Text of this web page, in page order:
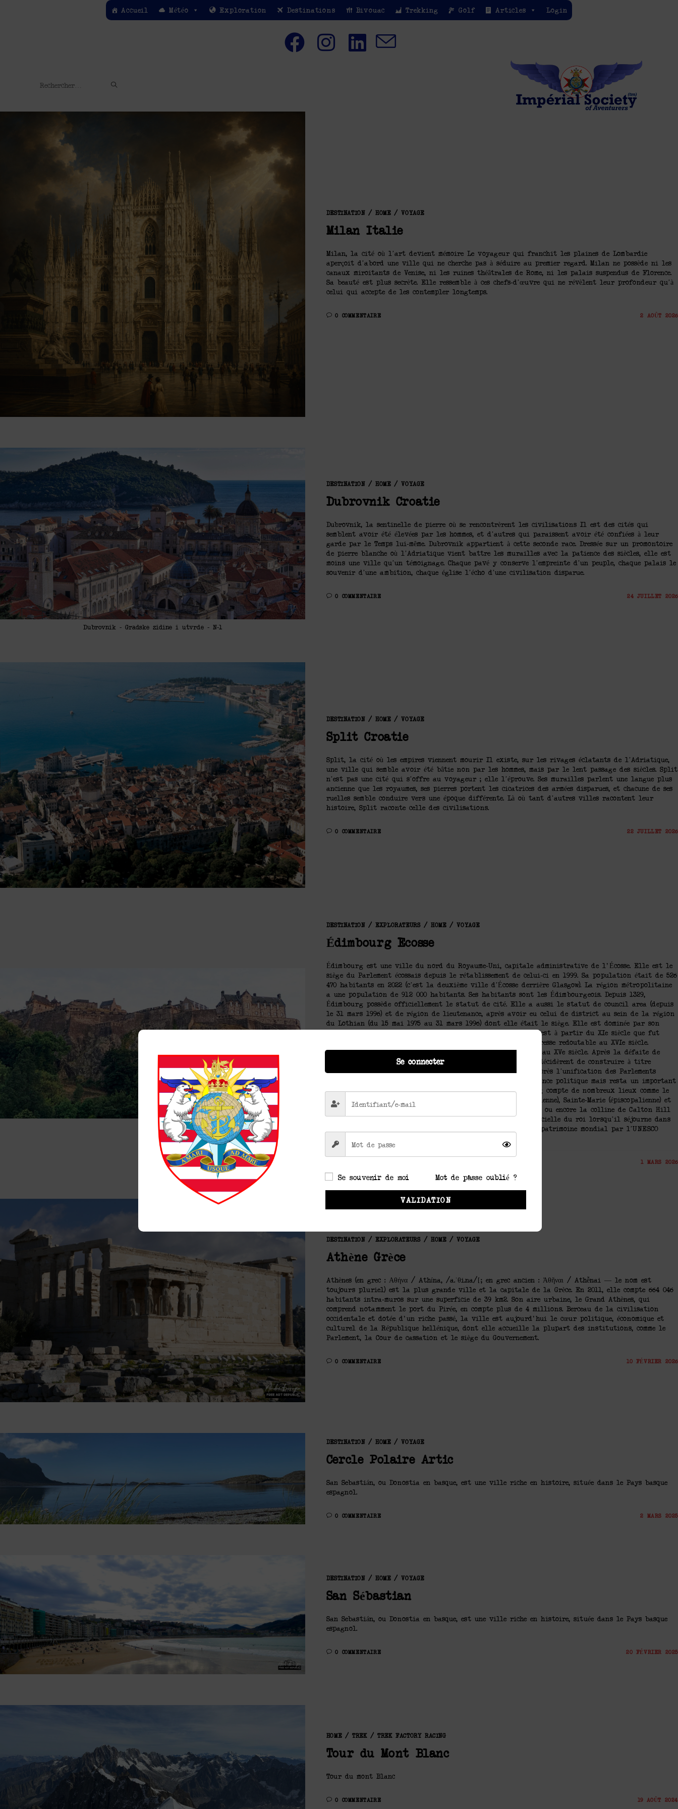
Accueil Météo Exploration Destinations Bivouac Trekking Golf Articles Login
Rechercher
DESTINATION/HOME/VOYAGE
Milan Italie
Milan, la cité où l’art devient mémoire Le voyageur qui franchit les plaines de Lombardie
aperçoit d’abord une ville qui ne cherche pas à séduire au premier regard. Milan ne possède ni les
canaux miroitants de Venise, ni les ruines théâtrales de Rome, ni les palais suspendus de Florence.
Sa beauté est plus secrète. Elle ressemble à ces chefs-d’œuvre qui ne révèlent leur profondeur qu’à
celui qui accepte de les contempler longtemps.
0 COMMENTAIRE 2 AOÛT 2026
Dubrovnik - Gradske zidine i utvrde - N-1
DESTINATION/HOME/VOYAGE
Dubrovnik Croatie
Dubrovnik, la sentinelle de pierre où se rencontrèrent les civilisations Il est des cités qui
semblent avoir été élevées par les hommes, et d’autres qui paraissent avoir été confiées à leur
garde par le Temps lui-même. Dubrovnik appartient à cette seconde race. Dressée sur un promontoire
de pierre blanche où l’Adriatique vient battre les murailles avec la patience des siècles, elle est
moins une ville qu’un témoignage. Chaque pavé y conserve l’empreinte d’un peuple, chaque palais le
souvenir d’une ambition, chaque église l’écho d’une civilisation disparue.
0 COMMENTAIRE 24 JUILLET 2026
DESTINATION/HOME/VOYAGE
Split Croatie
Split, la cité où les empires viennent mourir Il existe, sur les rivages éclatants de l’Adriatique,
une ville qui semble avoir été bâtie non par les hommes, mais par le lent passage des siècles. Split
n’est pas une cité qui s’offre au voyageur ; elle l’éprouve. Ses murailles parlent une langue plus
ancienne que les royaumes, ses pierres portent les cicatrices des armées disparues, et chacune de ses
ruelles semble conduire vers une époque différente. Là où tant d’autres villes racontent leur
histoire, Split raconte celle des civilisations.
0 COMMENTAIRE 22 JUILLET 2026
DESTINATION/EXPLORATEURS/HOME/VOYAGE
Édimbourg Ecosse
Édimbourg est une ville du nord du Royaume-Uni, capitale administrative de l'Écosse. Elle est le
siège du Parlement écossais depuis le rétablissement de celui-ci en 1999. Sa population était de 526
470 habitants en 2022 (c’est la deuxième ville d’Écosse derrière Glasgow). La région métropolitaine
a une population de 912 000 habitants. Ses habitants sont les Édimbourgeois. Depuis 1329,
Édimbourg possède officiellement le statut de cité. Elle a aussi le statut de council area (depuis
le 31 mars 1996) et de région de lieutenance, après avoir eu celui de district au sein de la région
du Lothian (du 15 mai 1975 au 31 mars 1996) dont elle était le siège. Elle est dominée par son
château dont les fondations remontent au VIIe siècle, mais c’est à partir du XIe siècle que fut
construite cette résidence royale avant de devenir une forteresse redoutable au XVIe siècle.
Édimbourg fut affranchie en 1329 et s’entoura de murailles au XVe siècle. Après la défaite de
Flodden (1513) contre les Anglais, les bourgeois de la ville décidèrent de construire à titre
préventif une seconde enceinte baptisée le mur de Flodden. Après l’unification des Parlements
d’Écosse et d’Angleterre (1707), la ville perdit de son importance politique mais resta un important
centre économique et culturel. En plus du château, Édimbourg compte de nombreux lieux comme le
Royal Botanic Garden, les cathédrales Saint-Gilles (presbytérienne), Sainte-Marie (épiscopalienne) et
Sainte-Marie (catholique), Charlotte Square, le Scott Monument ou encore la colline de Calton Hill
et ses mémoriaux. Le palais de Holyrood est la résidence officielle du roi lorsqu’il séjourne dans
la ville. La Vieille Ville et la Nouvelle Ville sont classées patrimoine mondial par l’UNESCO
1 MARS 2026
DESTINATION/EXPLORATEURS/HOME/VOYAGE
Athène Grèce
Athènes (en grec : Αθήνα / Athína, /a.ˈθi.na/[; en grec ancien : Ἀθῆναι / Athễnai — le nom est
toujours pluriel) est la plus grande ville et la capitale de la Grèce. En 2011, elle compte 664 046
habitants intra-muros sur une superficie de 39 km2. Son aire urbaine, le Grand Athènes, qui
comprend notamment le port du Pirée, en compte plus de 4 millions. Berceau de la civilisation
occidentale et dotée d'un riche passé, la ville est aujourd'hui le cœur politique, économique et
culturel de la République hellénique, dont elle accueille la plupart des institutions, comme le
Parlement, la Cour de cassation et le siège du Gouvernement.
0 COMMENTAIRE 10 FÉVRIER 2026
DESTINATION/HOME/VOYAGE
Cercle Polaire Artic
San Sebastián, ou Donostia en basque, est une ville riche en histoire, située dans le Pays basque
espagnol.
0 COMMENTAIRE 2 MARS 2025
DESTINATION/HOME/VOYAGE
San Sébastian
San Sebastián, ou Donostia en basque, est une ville riche en histoire, située dans le Pays basque
espagnol.
0 COMMENTAIRE 20 FÉVRIER 2025
HOME/TREK/TREK FACTORY RACING
Tour du Mont Blanc
Tour du mont Blanc
0 COMMENTAIRE 19 AOÛT 2024
Se connecter
Se souvenir de moi Mot de passe oublié ?
VALIDATION